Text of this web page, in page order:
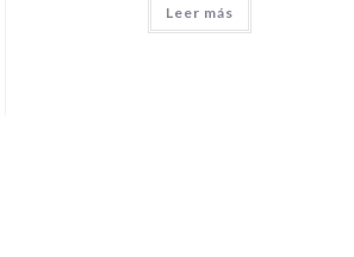
Leer más